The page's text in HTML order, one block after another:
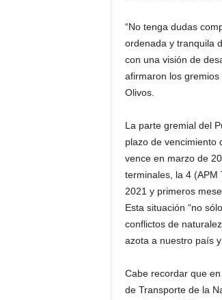
“No tenga dudas
ordenada y tranquila
con una visión de
afirmaron los
Olivos.
La parte gremial del
plazo de vencimiento
vence en marzo de
terminales, la 4 (APM
2021 y primeros
Esta situación “no
conflictos de
azota a nuestro país
Cabe recordar que
de Transporte de la